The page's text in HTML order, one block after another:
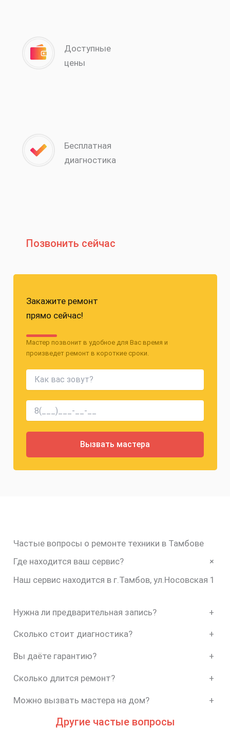
Доступные
цены
Бесплатная
диагностика
Позвонить сейчас
Закажите ремонт
прямо сейчас!
Мастер позвонит в удобное для Вас время и
произведет ремонт в короткие сроки.
Частые вопросы о ремонте техники в Тамбове
Где находится ваш сервис?
+
Наш сервис находится в г.Тамбов, ул.Носовская 1
Нужна ли предварительная запись? +
Сколько стоит диагностика? +
Вы даёте гарантию? +
Сколько длится ремонт? +
Можно вызвать мастера на дом? +
Другие частые вопросы